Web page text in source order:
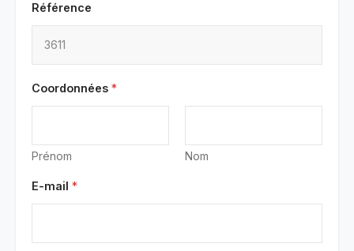
Référence
Coordonnées *
Prénom Nom
E-mail *